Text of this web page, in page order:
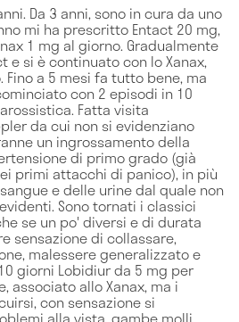
Da 3 anni, sono in cura da uno
mi ha prescritto Entact 20 mg,
1 mg al giorno. Gradualmente
e si è continuato con lo Xanax,
a 5 mesi fa tutto bene, ma
con 2 episodi in 10
Fatta visita
da cui non si evidenziano
un ingrossamento della
di primo grado (già
primi attacchi di panico), in più
e delle urine dal quale non
Sono tornati i classici
se un po' diversi e di durata
sensazione di collassare,
malessere generalizzato e
giorni Lobidiur da 5 mg per
associato allo Xanax, ma i
con sensazione si